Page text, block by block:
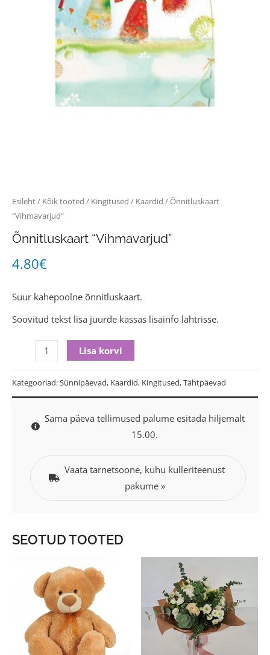
Esileht/ Kõik tooted / Kingitused / Kaardid / Õnnitluskaart
“Vihmavarjud”
Õnnitluskaart “Vihmavarjud”
4.80€
Suur kahepoolne õnnitluskaart.
Soovitud tekst lisa juurde kassas lisainfo lahtrisse.
Lisa korvi
Kategooriad:Sünnipäevad, Kaardid, Kingitused,Tähtpäevad
Sama päeva tellimused palume esitada hiljemalt
15.00.
Vaata tarnetsoone, kuhu kulleriteenust
pakume »
SEOTUD TOOTED
35.00€
through
55.00€
This
product
has
multiple
variants.
The